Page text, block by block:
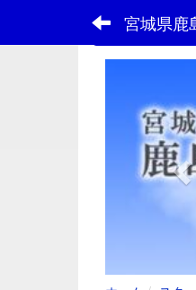
宮城県鹿
フォトアルバム
e
v
i